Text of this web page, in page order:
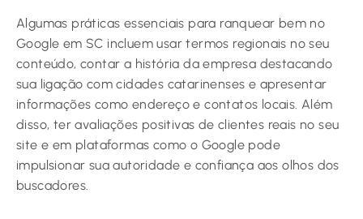
Algumas práticas essenciais para ranquear bem no
Google em SC incluem usar termos regionais no seu
conteúdo, contar a história da empresa destacando
sua ligação com cidades catarinenses e apresentar
informações como endereço e contatos locais. Além
disso, ter avaliações positivas de clientes reais no seu
site e em plataformas como o Google pode
impulsionar sua autoridade e confiança aos olhos dos
buscadores.